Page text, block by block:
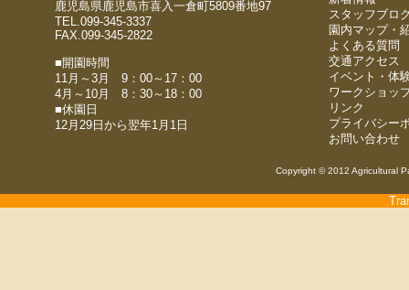
鹿児島県鹿児島市喜入一倉町5809番地97
TEL.099-345-3337
FAX.099-345-2822
■開園時間
11月～3月 9：00～17：00
4月～10月 8：30～18：00
■休園日
12月29日から翌年1月1日
スタッフブロ
園内マップ・
よくある質問
交通アクセス
イベント・体
ワークショッ
リンク
プライバシー
お問い合わせ
Copyright © 2012 Agricultural